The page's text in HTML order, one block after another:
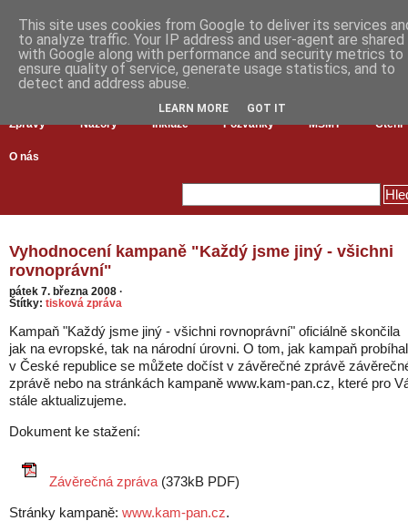
Zprávy Názory Inkluze Pozvánky MŠMT Čtení
O nás
Vyhodnocení kampaně "Každý jsme jiný - všichni
rovnoprávní"
pátek 7. března 2008 ·
Štítky: tisková zpráva
Kampaň "Každý jsme jiný - všichni rovnoprávní" oficiálně skončila
jak na evropské, tak na národní úrovni. O tom, jak kampaň
v České republice se můžete dočíst v závěrečné zprávě
zprávě nebo na stránkách kampaně www.kam-pan.cz, které pro
stále aktualizujeme.
Dokument ke stažení:
Závěrečná zpráva (373kB PDF)
Stránky kampaně: www.kam-pan.cz.
This site uses cookies from Google to deliver its services
to analyze traffic. Your IP address and user-agent are shared
with Google along with performance and security metrics to
ensure quality of service, generate usage statistics, and to
detect and address abuse.
LEARN MORE GOT IT